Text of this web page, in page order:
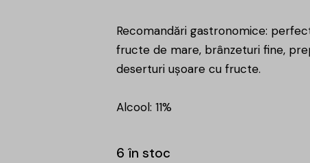
Recomandări gastronomice:
fructe de mare, brânzeturi fine,
deserturi ușoare cu fructe.
Alcool: 11%
6 în stoc